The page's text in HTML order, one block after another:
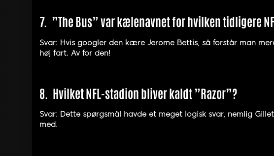
7. ”The Bus” var kælenavnet for hvilken tidligere
Svar: Hvis googler den kære Jerome Bettis, så forstår man
høj fart. Av for den!
8. Hvilket NFL-stadion bliver kaldt ”Razor”?
Svar: Dette spørgsmål havde et meget logisk svar, nemlig
med.